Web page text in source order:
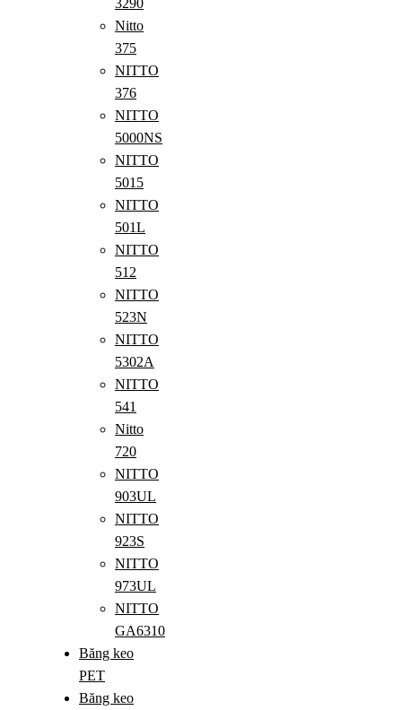
Nitto
375
NITTO
376
NITTO
5000NS
NITTO
5015
NITTO
501L
NITTO
512
NITTO
523N
NITTO
5302A
NITTO
541
Nitto
720
NITTO
903UL
NITTO
923S
NITTO
973UL
NITTO
GA6310
Băng keo
PET
Băng keo